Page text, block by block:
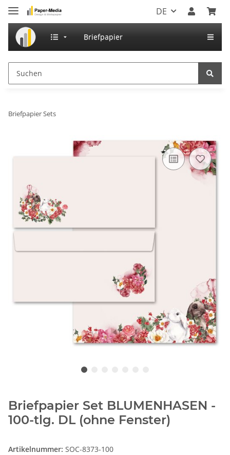
DE
Briefpapier
Briefpapier Sets
Briefpapier Set BLUMENHASEN -
100-tlg. DL (ohne Fenster)
Artikelnummer: SOC-8373-100